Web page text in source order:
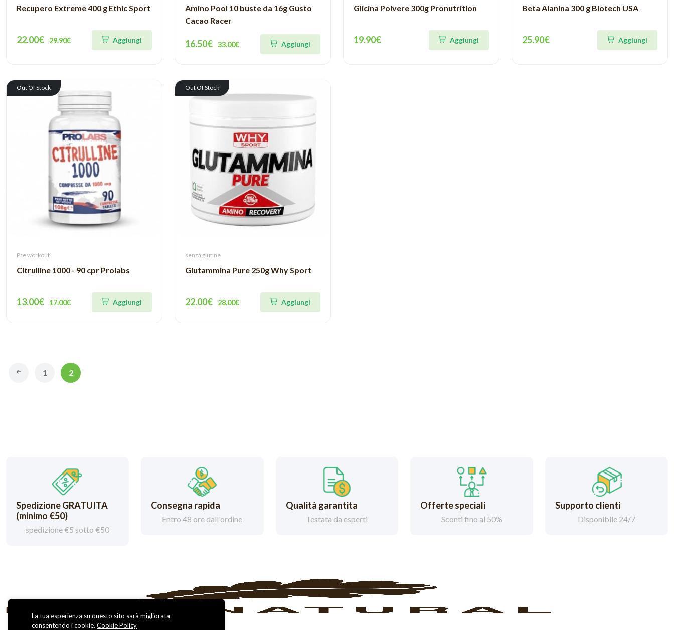
Recupero Extreme 400 g Ethic Sport
22.00€ 29.90€ Aggiungi
Amino Pool 10 buste da 16g Gusto
Cacao Racer
16.50€ 33.00€ Aggiungi
Glicina Polvere 300g Pronutrition
19.90€ Aggiungi
Beta Alanina 300 g Biotech USA
25.90€ Aggiungi
Out Of Stock
Pre workout
Citrulline 1000 - 90 cpr Prolabs
13.00€ 17.00€ Aggiungi
Out Of Stock
senza glutine
Glutammina Pure 250g Why Sport
22.00€ 28.00€ Aggiungi
1 2
Spedizione GRATUITA
(minimo €50)
spedizione €5 sotto €50
Consegna rapida
Entro 48 ore dall'ordine
Qualità garantita
Testata da esperti
Offerte speciali
Sconti fino al 50%
Supporto clienti
Disponibile 24/7
La tua esperienza su questo sito sarà migliorata
consentendo i cookie. Cookie Policy